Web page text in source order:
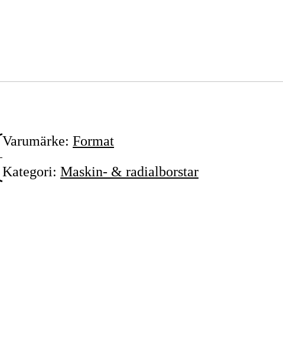
Varumärke: Format
Kategori: Maskin- & radialborstar